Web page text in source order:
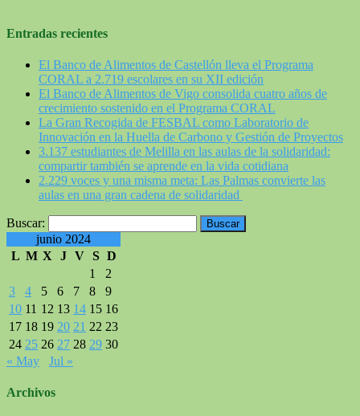
Entradas recientes
El Banco de Alimentos de Castellón lleva el Programa
CORAL a 2.719 escolares en su XII edición
El Banco de Alimentos de Vigo consolida cuatro años de
crecimiento sostenido en el Programa CORAL
La Gran Recogida de FESBAL como Laboratorio de
Innovación en la Huella de Carbono y Gestión de Proyectos
3.137 estudiantes de Melilla en las aulas de la solidaridad:
compartir también se aprende en la vida cotidiana
2.229 voces y una misma meta: Las Palmas convierte las
aulas en una gran cadena de solidaridad
Buscar:
junio 2024
L M X J V S D
1
2
3
4 5 6 7 8
9
10 11 12 13 14 15 16
17 18 19 20 21 22 23
24 25 26 27 28 29 30
« May
Jul »
Archivos